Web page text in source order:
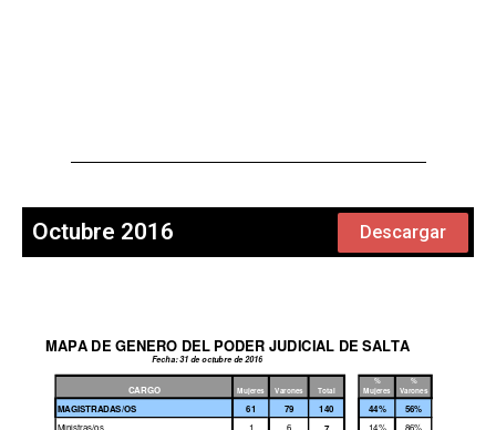
Descargar
Octubre 2016